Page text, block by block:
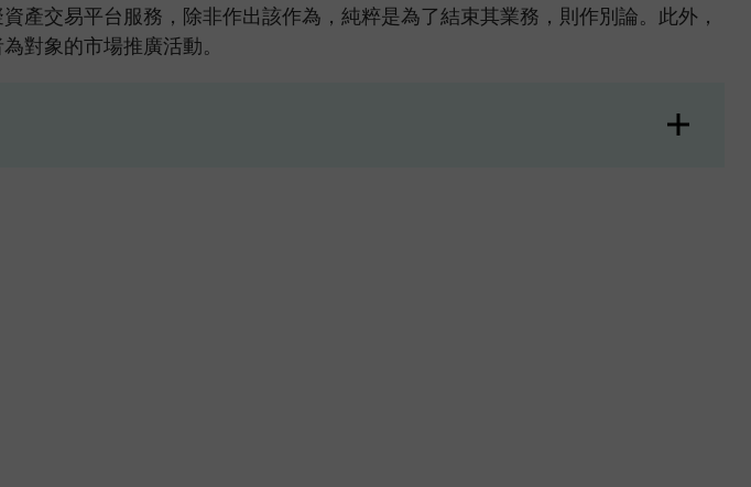
產交易平台服務，除非作出該作為，純粹是為了結束其業務，則作別論。此外，
對象的市場推廣活動。